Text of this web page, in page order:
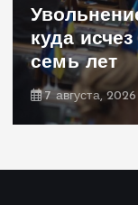
куда
семь лет
7 августа, 2026